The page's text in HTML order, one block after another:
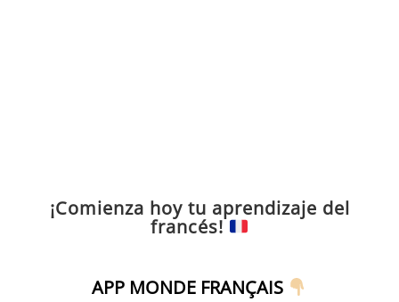
¡Comienza hoy tu aprendizaje del
francés!
APP MONDE FRANÇAIS